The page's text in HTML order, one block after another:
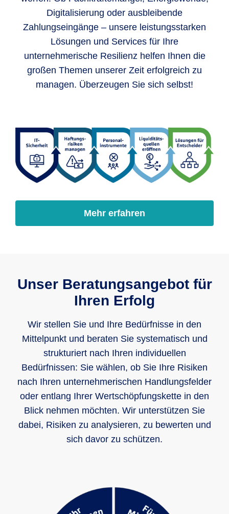
Digitalisierung oder ausbleibende
Zahlungseingänge – unsere leistungsstarken
Lösungen und Services für Ihre
unternehmerische Resilienz helfen Ihnen die
großen Themen unserer Zeit erfolgreich zu
managen. Überzeugen Sie sich selbst!
Mehr erfahren
Unser Beratungsangebot für
Ihren Erfolg
Wir stellen Sie und Ihre Bedürfnisse in den
Mittelpunkt und beraten Sie systematisch und
strukturiert nach Ihren individuellen
Bedürfnissen: Sie wählen, ob Sie Ihre Risiken
nach Ihren unternehmerischen Handlungsfelder
oder entlang Ihrer Wertschöpfungskette in den
Blick nehmen möchten. Wir unterstützen Sie
dabei, Risiken zu analysieren, zu bewerten und
sich davor zu schützen.